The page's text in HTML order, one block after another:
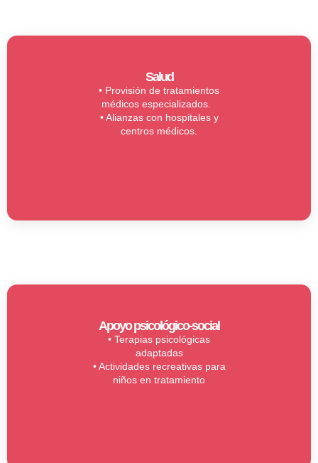
Salud
• Provisión de tratamientos
médicos especializados.
• Alianzas con hospitales y
centros médicos.
Apoyo psicológico-social
• Terapias psicológicas
adaptadas
• Actividades recreativas para
niños en tratamiento